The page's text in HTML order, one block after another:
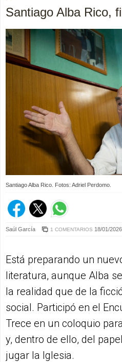
Santiago Alba Rico,
Santiago Alba Rico. Fotos: Adriel Perdomo.
Saúl García 1 COMENTARIOS 18/01/
Está preparando un
literatura, aunque Alba
la realidad que de la
social. Participó en el
Trece en un coloquio
y, dentro de ello, del
jugar la Iglesia.